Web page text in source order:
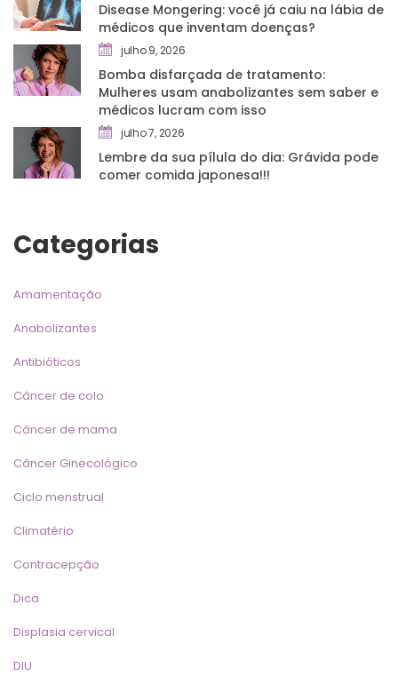
Disease Mongering: você já caiu na lábia de
médicos que inventam doenças?
julho 9, 2026
Bomba disfarçada de tratamento:
Mulheres usam anabolizantes sem saber e
médicos lucram com isso
julho 7, 2026
Lembre da sua pílula do dia: Grávida pode
comer comida japonesa!!!
Categoria
Amamentação
Anabolizante
Antibiótico
Câncer de colo
Câncer de mama
Câncer Ginecológico
Ciclo menstrual
Climatério
Contracepção
Dica
Displasia cervical
DIU